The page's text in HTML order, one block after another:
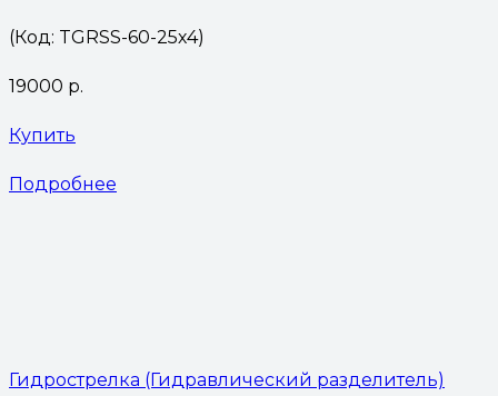
(Код: TGRSS-60-25х4)
19000 р.
Купить
Подробнее
Гидрострелка (Гидравлический разделитель)